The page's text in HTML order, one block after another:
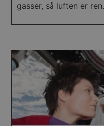
gasser, så luften er ren.